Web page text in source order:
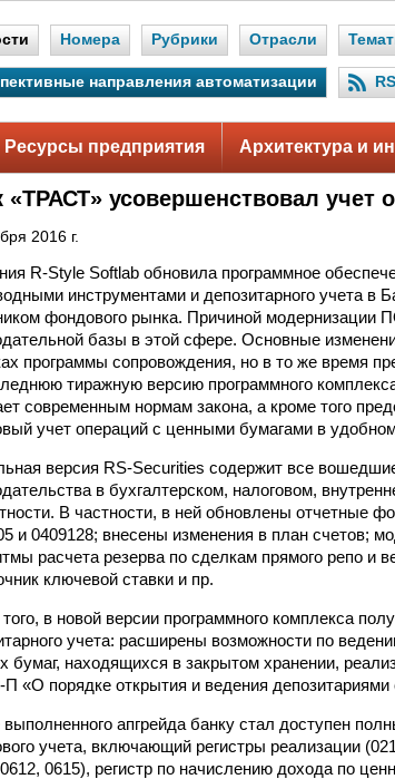
Номера Рубрики Отрасли
направления автоматизации
Ресурсы предприятия Архитектура и
«ТРАСТ» усовершенствовал
2016 г.
R-Style Softlab обновила программное
инструментами и депозитарного учета
фондового рынка. Причиной модернизации
базы в этой сфере. Основные
программы сопровождения, но в то же время
тиражную версию программного
современным нормам закона, а кроме того
учет операций с ценными бумагами в
версия RS-Securities содержит все
в бухгалтерском, налоговом,
В частности, в ней обновлены отчетные
и 0409128; внесены изменения в план счетов;
расчета резерва по сделкам прямого репо и
ключевой ставки и пр.
в новой версии программного комплекса
учета: расширены возможности по
бумаг, находящихся в закрытом хранении,
«О порядке открытия и ведения депозитариями
апгрейда банку стал доступен
учета, включающий регистры реализации
0615), регистр по начислению дохода по